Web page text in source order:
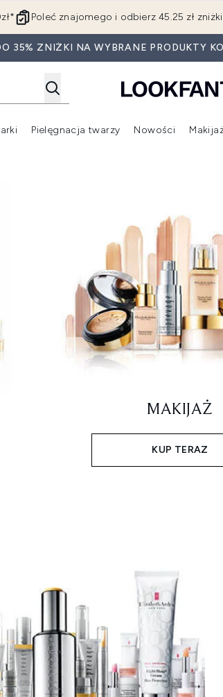
Przejdź
Poleć znajomego i odbierz 45.25 zł zniżki
35% ZNIŻKI NA WYBRANE PRODUKTY
Wejdź do podmenu (Beauty Box)
Wejdź do podmenu (Marki)
Pielęgnacja twarzy Nowości
MAKIJAŻ
KUP TERAZ